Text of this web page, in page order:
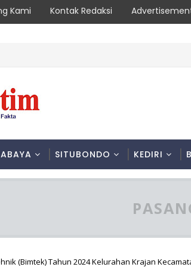
Kami Kontak Redaksi
SITUBONDO KEDIRI
(Bimtek) Tahun 2024 Kelurahan Krajan